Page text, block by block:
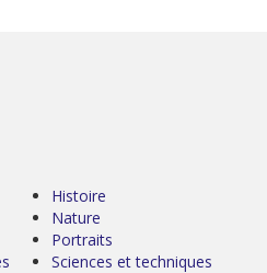
Histoire
Nature
Portraits
Sciences et techniques